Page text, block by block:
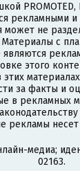
рекламными и
не
Материалы с
этого
за факты и
в рекламных
рекламы
медиа;
02163.